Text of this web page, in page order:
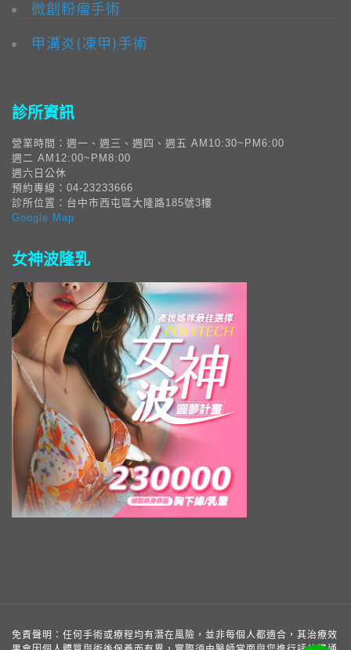
微創粉瘤手術
甲溝炎(凍甲)手術
診所資訊
營業時間：週一、週三、週四、週五 AM10:30~PM6:00
週二 AM12:00~PM8:00
週六日公休
預約專線：04-23233666
診所位置：台中市西屯區大隆路185號3樓
Google Map
女神波隆乳
免責聲明：任何手術或療程均有潛在風險，並非每個人都適合，其治療效